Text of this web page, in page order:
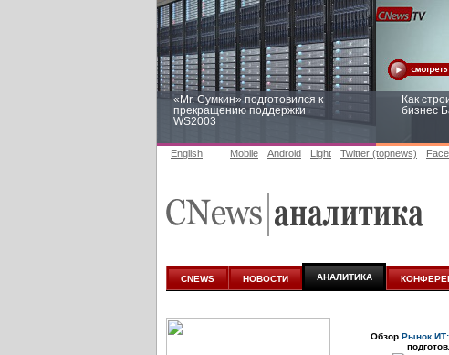
«Mr. Сумкин» подготовился к
прекращению поддержки
WS2003
Как
бизнес
аналитике
English Mobile Android Light Twitter (topnews)
CNEWS НОВОСТИ АНАЛИТИКА
Обзор Рынок ИТ: